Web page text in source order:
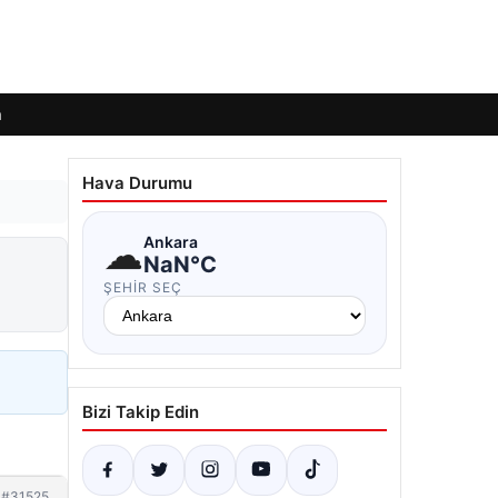
Hava Durumu
☁Ankara
NaN°C
ŞEHIR SEÇ
Bizi Takip Edin